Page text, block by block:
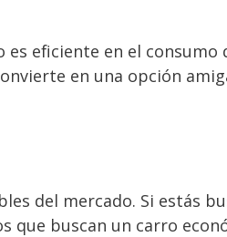
eficiente en el consumo
en una opción
del mercado. Si estás
que buscan un carro